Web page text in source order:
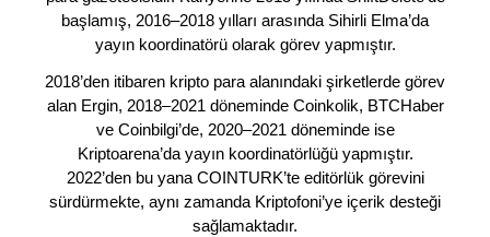
başlamış, 2016–2018 yılları arasında Sihirli Elma’da
yayın koordinatörü olarak görev yapmıştır.
2018’den itibaren kripto para alanındaki şirketlerde görev
alan Ergin, 2018–2021 döneminde Coinkolik, BTCHaber
ve Coinbilgi’de, 2020–2021 döneminde ise
Kriptoarena’da yayın koordinatörlüğü yapmıştır.
2022’den bu yana COINTURK’te editörlük görevini
sürdürmekte, aynı zamanda Kriptofoni’ye içerik desteği
sağlamaktadır.